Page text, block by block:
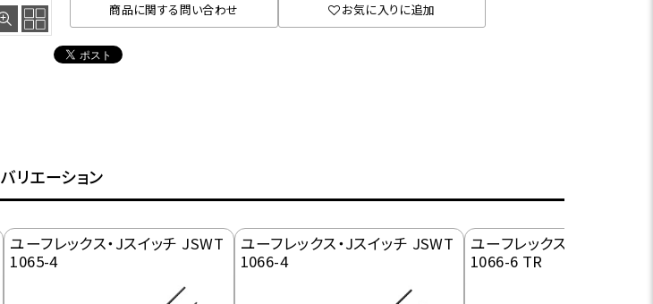
商品に関する問い合わせ お気に入りに追加
バリエーション
ユーフレックス・Jスイッチ JSWT
1065-4
ユーフレックス・Jスイッチ JSWT
1066-4
ユーフレックス・Jスイッチ
1066-6 TR